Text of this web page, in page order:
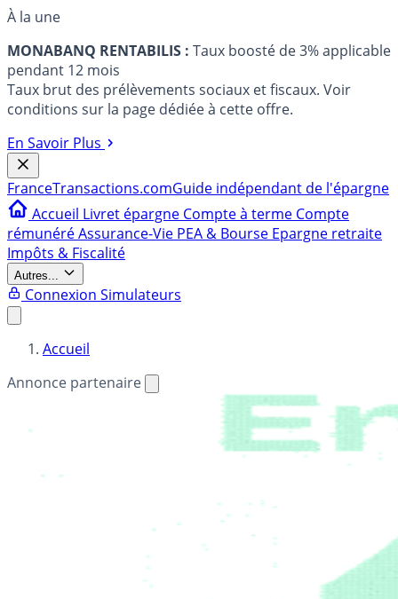
À la une
MONABANQ RENTABILIS : Taux boosté de 3% applicable
pendant 12 mois
Taux brut des prélèvements sociaux et fiscaux. Voir
conditions sur la page dédiée à cette offre.
En Savoir Plus
FranceTransactions.comGuide indépendant de l'épargne
Accueil Livret épargne Compte à terme Compte
rémunéréAssurance-Vie PEA & Bourse Epargne retraite
Impôts & Fiscalité
Autres...
Connexion Simulateurs
Accueil
Annonce partenaire